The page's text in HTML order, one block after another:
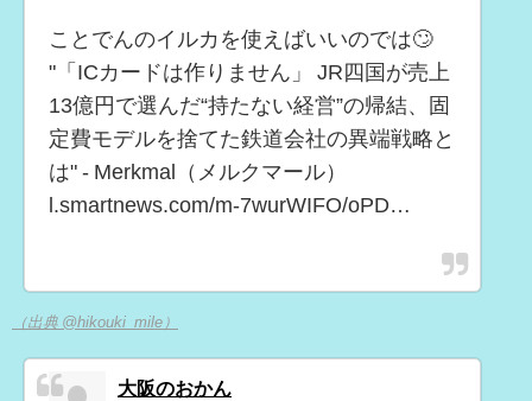
ことでんのイルカを使えばいいのでは🙄
"「ICカードは作りません」 JR四国が売上
13億円で選んだ“持たない経営”の帰結、固
定費モデルを捨てた鉄道会社の異端戦略と
は" - Merkmal（メルクマール）
l.smartnews.com/m-7wurWIFO/oPD…
（出典 @hikouki_mile）
大阪のおかん